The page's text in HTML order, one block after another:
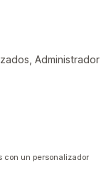
Administrador
con un personalizador